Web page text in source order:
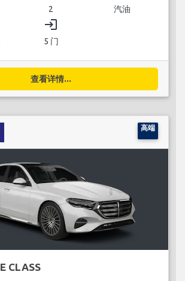
2 汽油
login
5 门
查看详情...
高端
CLASS